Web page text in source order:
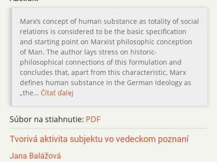
Marx’s concept of human substance as totality of social
relations is considered to be the basic specification
and starting point on Marxist philosophic conception
of Man. The author lays stress on historic-
philosophical connections of this formulation and
concludes that, apart from this characteristic, Marx
defines human substance in the German Ideology as
„the… Čítať ďalej
Súbor na stiahnutie: PDF
Tvorivá aktivita subjektu vo vedeckom poznaní
Jana Balážová